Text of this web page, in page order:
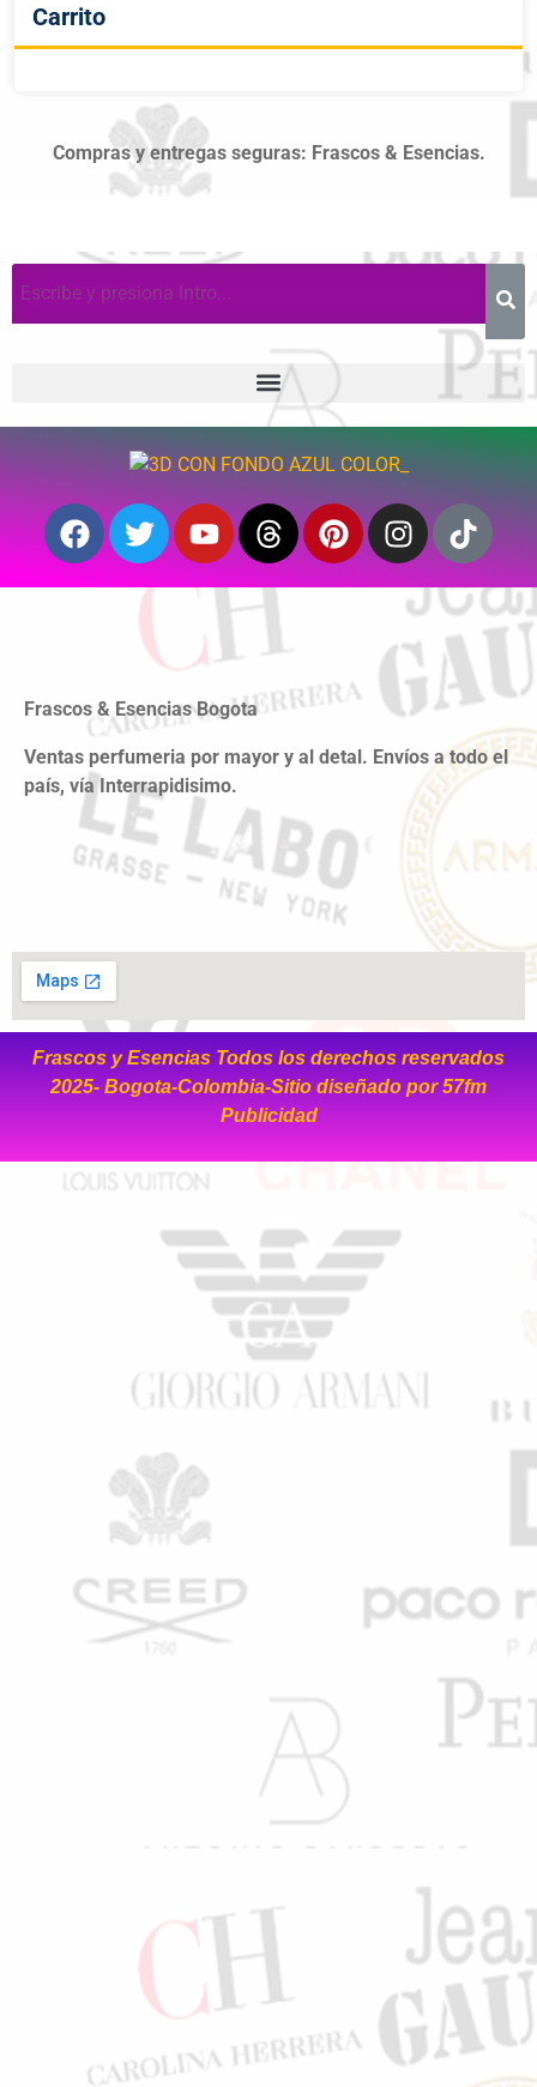
Carrito
Compras y entregas seguras: Frascos & Esencias.
Frascos & Esencias Bogota
Ventas perfumeria por mayor y al detal. Envíos a todo el
país, vía Interrapidisimo.
Frascos y Esencias Todos los derechos reservados
2025- Bogota-Colombia-Sitio diseñado por57fm
Publicidad